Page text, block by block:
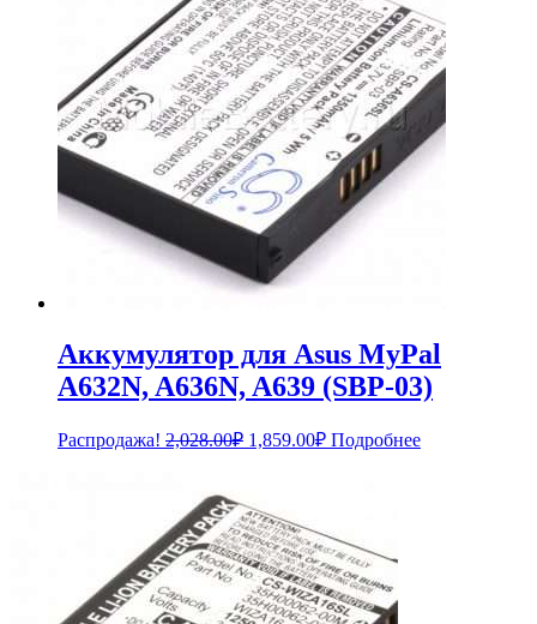
Аккумулятор для Asus MyPal
A632N, A636N, A639 (SBP-03)
Распродажа! 2,028.00₽ Первоначальная
2,028.00₽.
1,859.00₽Текущая
Подробнее